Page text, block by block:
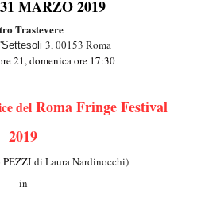
MARZO 2019
Trastevere
3, 00153 Roma
21, domenica ore 17:30
del Roma Fringe Festival
2019
di Laura Nardinocchi)
in